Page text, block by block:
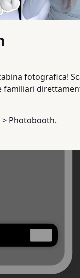
fotografica!
> Photobooth.